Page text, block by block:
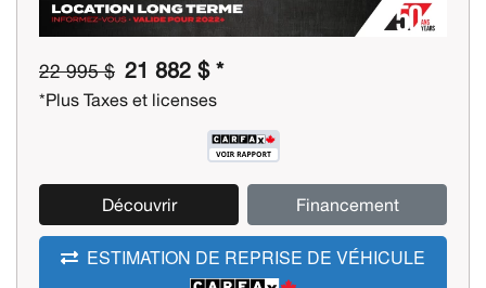
22 995 $ 21 882 $ *
*Plus Taxes et licenses
Découvrir Financement
ESTIMATION DE REPRISE DE VÉHICULE